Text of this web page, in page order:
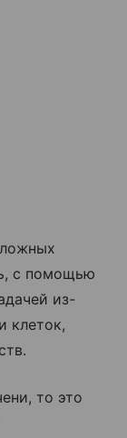
с помощью
из-
клеток,
то это